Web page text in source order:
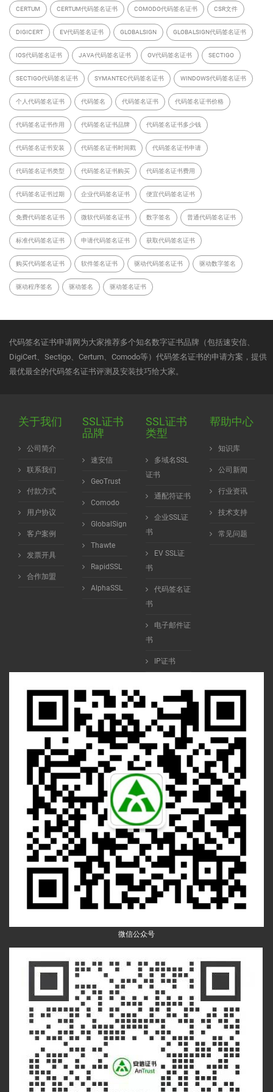
CERTUM CERTUM代码签名证书 COMODO代码签名证书 CSR文件
DIGICERT EV代码签名证书 GLOBALSIGN GLOBALSIGN代码签名证书
IOS代码签名证书 JAVA代码签名证书 OV代码签名证书 SECTIGO
SECTIGO代码签名证书 SYMANTEC代码签名证书 WINDOWS代码签名证书
个人代码签名证书 代码签名 代码签名证书 代码签名证书价格
代码签名证书作用 代码签名证书品牌 代码签名证书多少钱
代码签名证书安装 代码签名证书时间戳 代码签名证书申请
代码签名证书类型 代码签名证书购买 代码签名证书费用
代码签名证书过期 企业代码签名证书 便宜代码签名证书
免费代码签名证书 微软代码签名证书 数字签名 普通代码签名证书
标准代码签名证书 申请代码签名证书 获取代码签名证书
购买代码签名证书 软件签名证书 驱动代码签名证书 驱动数字签名
驱动程序签名 驱动签名 驱动签名证书
代码签名证书申请网为大家推荐多个知名数字证书品牌（包括速安信、
DigiCert、Sectigo、Certum、Comodo等）代码签名证书的申请方案，提供
最优最全的代码签名证书评测及安装技巧给大家。
关于我们
公司简介
联系我们
付款方式
用户协议
客户案例
发票开具
合作加盟
SSL证书
品牌
速安信
GeoTrust
Comodo
GlobalSign
Thawte
RapidSSL
AlphaSSL
SSL证书
类型
多域名SSL
证书
通配符证书
企业SSL证
书
EV SSL证
书
代码签名证
书
电子邮件证
书
IP证书
帮助中心
知识库
公司新闻
行业资讯
技术支持
常见问题
微信公众号